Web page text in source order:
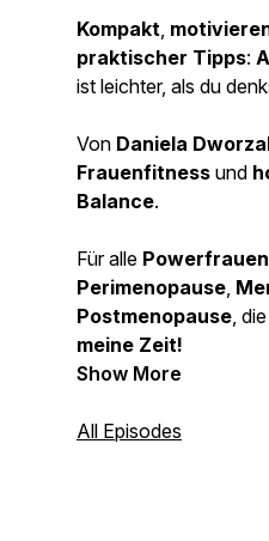
Kompakt,
praktischer Tipps:
ist leichter, als du
Von Daniela
Frauenfitness und
Balance.
Für alle Powerfrauen
Perimenopause,
Postmenopause,
meine Zeit!
Show More
All Episodes